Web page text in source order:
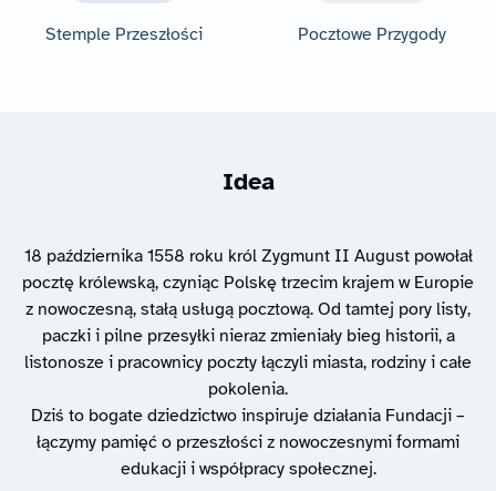
Stemple Przeszłości Pocztowe Przygody
Idea
18 października 1558 roku król Zygmunt II August powołał
pocztę królewską, czyniąc Polskę trzecim krajem w Europie
z nowoczesną, stałą usługą pocztową. Od tamtej pory listy,
paczki i pilne przesyłki nieraz zmieniały bieg historii, a
listonosze i pracownicy poczty łączyli miasta, rodziny i całe
pokolenia.
Dziś to bogate dziedzictwo inspiruje działania Fundacji –
łączymy pamięć o przeszłości z nowoczesnymi formami
edukacji i współpracy społecznej.